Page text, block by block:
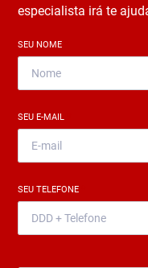
especialista irá te
SEU NOME
SEU E-MAIL
SEU TELEFONE